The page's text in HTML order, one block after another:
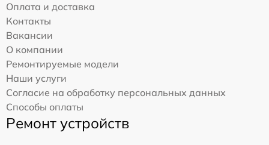
Оплата и доставка
Контакты
Вакансии
О компании
Ремонтируемые модели
Наши услуги
Согласие на обработку персональных данных
Способы оплаты
Ремонт устройств